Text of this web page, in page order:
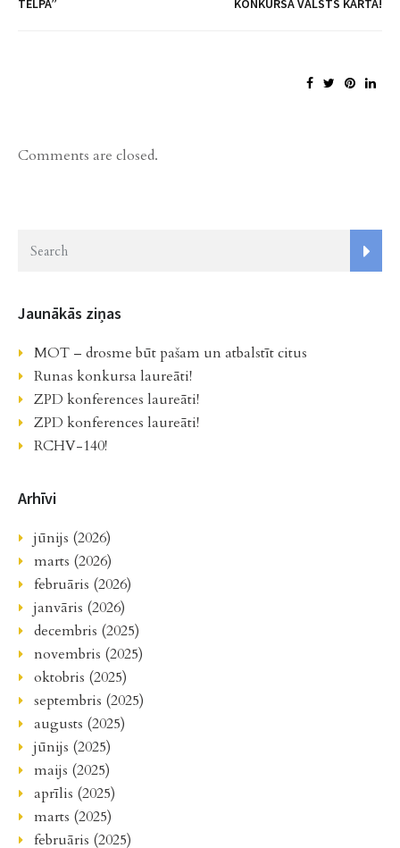
Comments are closed.
Jaunākās ziņas
MOT – drosme būt pašam un atbalstīt citus
Runas konkursa laureāti!
ZPD konferences laureāti!
ZPD konferences laureāti!
RCHV-140!
Arhīvi
jūnijs (2026)
marts (2026)
februāris (2026)
janvāris (2026)
decembris (2025)
novembris (2025)
oktobris (2025)
septembris (2025)
augusts (2025)
jūnijs (2025)
maijs (2025)
aprīlis (2025)
marts (2025)
februāris (2025)